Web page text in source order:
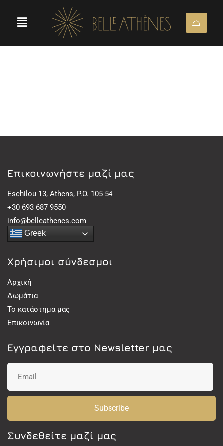
Eπικοινωνήστε μαζί μας
Eschilou 13, Athens, P.O. 105 54
+30 693 687 9550
info@belleathenes.com
Greek
Χρήσιμοι σύνδεσμοι
Αρχική
Δωμάτια
Το κατάστημα μας
Επικοινωνία
Εγγραφείτε στο Newsletter μας
Subscribe
Συνδεθείτε μαζί μας